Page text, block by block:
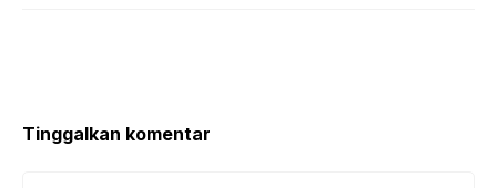
Tinggalkan komentar